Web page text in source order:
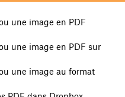
une image en PDF
une image en PDF sur
une image au format